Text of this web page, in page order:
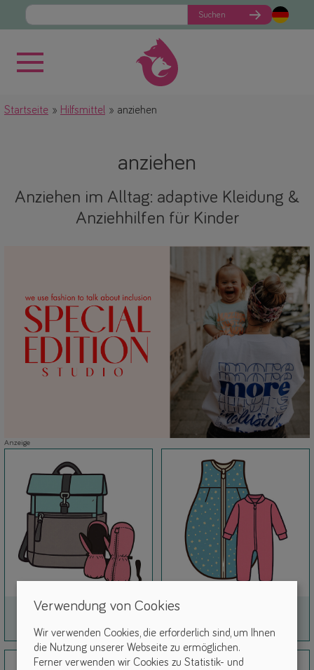
Suchen
Startseite Hilfsmittel anziehen
anziehen
Anziehen im Alltag: adaptive Kleidung &
Anziehhilfen für Kinder
Anzeige
Accessoires
Handschuhe, Taschen, …
Link
Schlafsäcke, Bodys & Unterwäsche, ...
Link
Verwendung von Cookies
Wir verwenden Cookies, die erforderlich sind, um Ihnen
die Nutzung unserer Webseite zu ermöglichen.
Ferner verwenden wir Cookies zu Statistik- und